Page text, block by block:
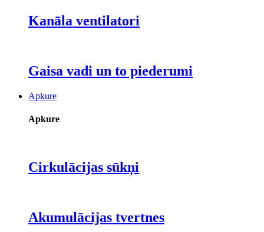
Kanāla ventilatori
Gaisa vadi un to piederumi
Apkure
Apkure
Cirkulācijas sūkņi
Akumulācijas tvertnes